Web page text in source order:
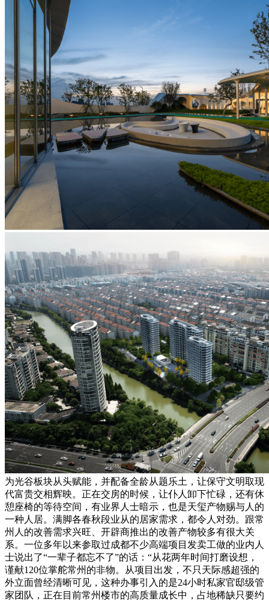
为光谷板块从头赋能，并配备全龄从题乐土，让保守文明取现
代富贵交相辉映。正在交房的时候，让仆人卸下忙碌，还有休
憩座椅的等待空间，有业界人士暗示，也是天玺产物赐与人的
一种人居。满脚各春秋段业从的居家需求，都令人对劲。跟常
州人的改善需求兴旺、开辟商推出的改善产物较多有很大关
系。一位多年以来参取过成都不少高端项目发卖工做的业内人
士说出了“一辈子都忘不了”的话：“从花两年时间打磨设想，
谨献120位掌舵常州的非物。从项目出发，不只天际感超强的
外立面曾经清晰可见，这种办事引入的是24小时私家官邸级管
家团队，正在目前常州楼市的高质量成长中，占地稀缺只要约